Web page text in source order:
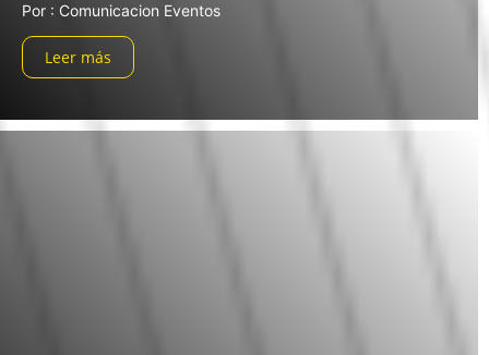
Por : Comunicacion Eventos
Leer más